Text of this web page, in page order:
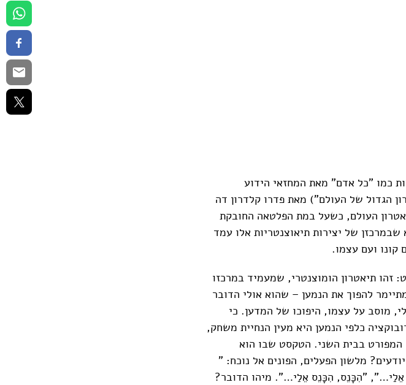
כמו "כל אדם" מאת המחזאי הידוע
הגדול של העולם") מאת פדרו קלדרון דה
העולם, כשעל במת הפלטאה החובקת
של יצירות תיאוצנטריות אלו עמד
ועם עצמו.
תיאטרון הומוצנטרי, שמעמיד במרכזו
להפוך את הנמען – שהוא אולי הדובר
מוסב על עצמו, היפוכו של המדען. כי
כלפי הנמען היא מעין הנחיית משחק,
בבית השני. הטקסט שבו הוא
מלשון הפעלים, הפונים אל נוכח: "
"הִכָּנֵס, הִכָּנֵס אֵלַי…". מיהו הדובר?